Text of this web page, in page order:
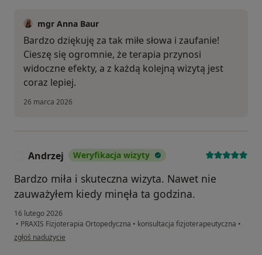
mgr Anna Baur
Bardzo dziękuję za tak miłe słowa i zaufanie!
Cieszę się ogromnie, że terapia przynosi
widoczne efekty, a z każdą kolejną wizytą jest
coraz lepiej.
26 marca 2026
Andrzej Weryfikacja wizyty
Bardzo miła i skuteczna wizyta. Nawet nie
zauważyłem kiedy minęła ta godzina.
16 lutego 2026
• PRAXIS Fizjoterapia Ortopedyczna • konsultacja fizjoterapeutyczna •
w opinii użytkownika Andrzej
zgłoś nadużycie